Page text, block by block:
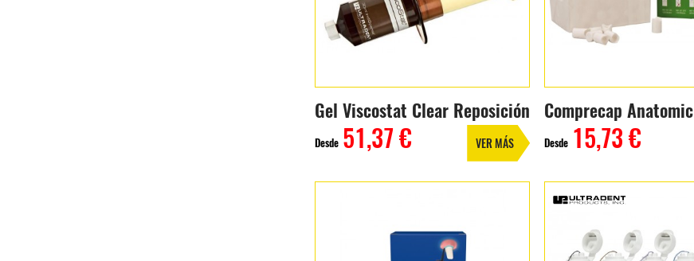
Gel Viscostat Clear Reposición
Desde 51,37 € VER MÁS
Comprecap Anatomic
Desde 15,73 €